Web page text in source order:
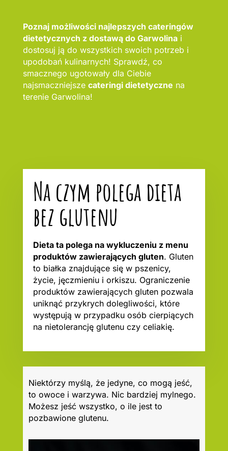
Poznaj możliwości najlepszych cateringów
dietetycznych z dostawą do Garwolinai
dostosuj ją do wszystkich swoich potrzeb i
upodobań kulinarnych! Sprawdź, co
smacznego ugotowały dla Ciebie
najsmaczniejsze cateringi dietetyczne na
terenie Garwolina!
Na czym polega dieta
bez glutenu
Dieta ta polega na wykluczeniu z menu
produktów zawierających gluten. Gluten
to białka znajdujące się w pszenicy,
życie, jęczmieniu i orkiszu. Ograniczenie
produktów zawierających gluten pozwala
uniknąć przykrych dolegliwości, które
występują w przypadku osób cierpiących
na nietolerancję glutenu czy celiakię.
Niektórzy myślą, że jedyne, co mogą jeść,
to owoce i warzywa. Nic bardziej mylnego.
Możesz jeść wszystko, o ile jest to
pozbawione glutenu.